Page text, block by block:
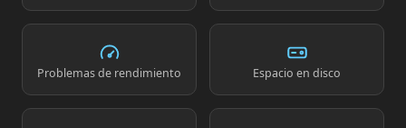
Problemas de rendimiento Espacio en disco